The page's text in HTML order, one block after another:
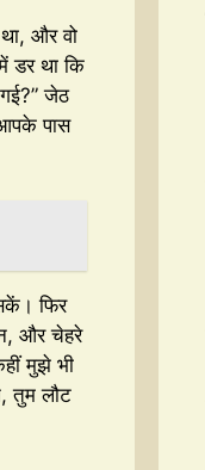
और वो
डर था कि
जेठ
पास
फिर
और चेहरे
मुझे भी
तुम लौट